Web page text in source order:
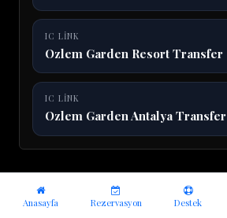
Anasayfa Rezervasyon Destek
IC LINK
Ozlem Garden Resort Transfer
IC LINK
Ozlem Garden Antalya Transfer